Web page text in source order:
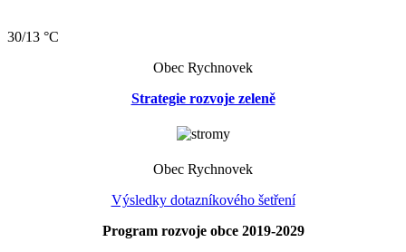
30/13 °C
Obec Rychnovek
Strategie rozvoje zeleně
Obec Rychnovek
Výsledky dotazníkového šetření
Program rozvoje obce 2019-2029